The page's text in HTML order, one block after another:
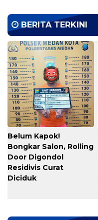
BERITA TERKINI
Belum Kapok!
Bongkar Salon, Rolling
Door Digondol
Residivis Curat
Diciduk